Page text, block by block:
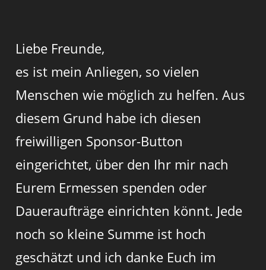
Liebe Freunde,
es ist mein Anliegen, so vielen
Menschen wie möglich zu helfen. Aus
diesem Grund habe ich diesen
freiwilligen Sponsor-Button
eingerichtet, über den Ihr mir nach
Eurem Ermessen spenden oder
Daueraufträge einrichten könnt. Jede
noch so kleine Summe ist hoch
geschätzt und ich danke Euch im